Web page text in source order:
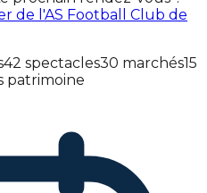
de l'AS Football Club de
42 spectacles30 marchés15
patrimoine